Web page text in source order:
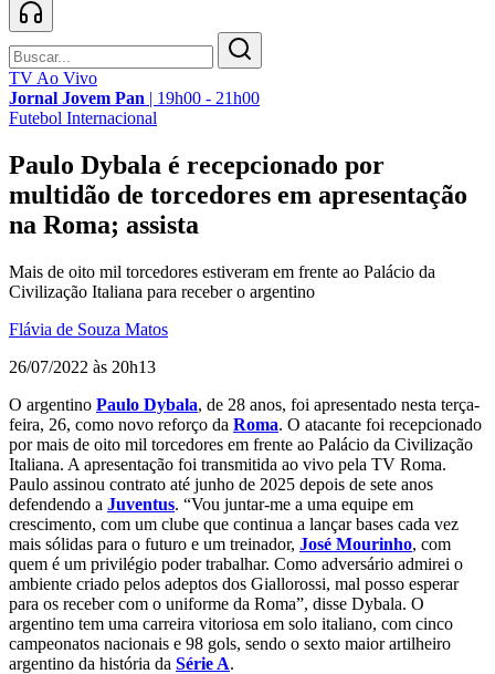
TV Ao Vivo
Jornal Jovem Pan | 19h00 - 21h00
Futebol Internacional
Paulo Dybala é recepcionado por
multidão de torcedores em apresentação
na Roma; assista
Mais de oito mil torcedores estiveram em frente ao Palácio da
Civilização Italiana para receber o argentino
Flávia de Souza Matos
26/07/2022 às 20h13
O argentino Paulo Dybala, de 28 anos, foi apresentado nesta terça-
feira, 26, como novo reforço da Roma. O atacante foi recepcionado
por mais de oito mil torcedores em frente ao Palácio da Civilização
Italiana. A apresentação foi transmitida ao vivo pela TV Roma.
Paulo assinou contrato até junho de 2025 depois de sete anos
defendendo a Juventus. “Vou juntar-me a uma equipe em
crescimento, com um clube que continua a lançar bases cada vez
mais sólidas para o futuro e um treinador, José Mourinho, com
quem é um privilégio poder trabalhar. Como adversário admirei o
ambiente criado pelos adeptos dos Giallorossi, mal posso esperar
para os receber com o uniforme da Roma”, disse Dybala. O
argentino tem uma carreira vitoriosa em solo italiano, com cinco
campeonatos nacionais e 98 gols, sendo o sexto maior artilheiro
argentino da história da Série A.